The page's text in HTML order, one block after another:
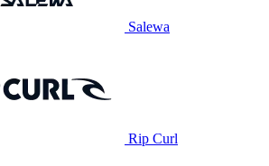
Salewa
Rip Curl